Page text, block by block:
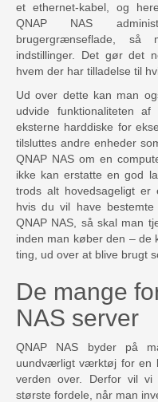
et ethernet-kabel, og
QNAP NAS
brugergrænseflade,
indstillinger. Det gør det
hvem der har tilladelse til
Ud over dette kan man
udvide funktionaliteten
eksterne harddiske for
tilsluttes andre enheder
QNAP NAS om en
ikke kan erstatte en god
trods alt hovedsageligt er
hvis du vil have
QNAP NAS, så skal man
inden man køber den – de
ting, ud over at blive brugt
De mange
NAS server
QNAP NAS byder på
uundværligt værktøj for en
verden over. Derfor vil vi
største fordele, når man